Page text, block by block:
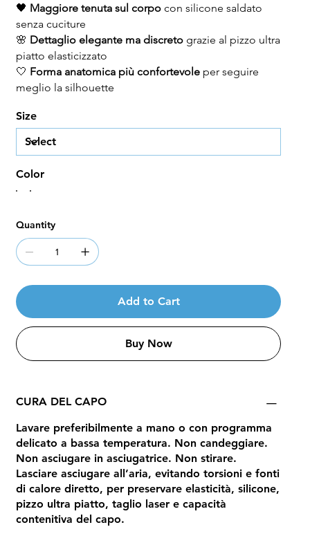
🖤 Maggiore tenuta sul corpocon silicone saldato
senza cuciture
🌸 Dettaglio elegante ma discretograzie al pizzo ultra
piatto elasticizzato
🤍 Forma anatomica più confortevoleper seguire
meglio la silhouette
Size
Color
Quantity
Add to Cart
Buy Now
CURA DEL CAPO
Lavare preferibilmente a mano o con programma
delicato a bassa temperatura. Non candeggiare.
Non asciugare in asciugatrice. Non stirare.
Lasciare asciugare all’aria, evitando torsioni e fonti
di calore diretto, per preservare elasticità, silicone,
pizzo ultra piatto, taglio laser e capacità
contenitiva del capo.